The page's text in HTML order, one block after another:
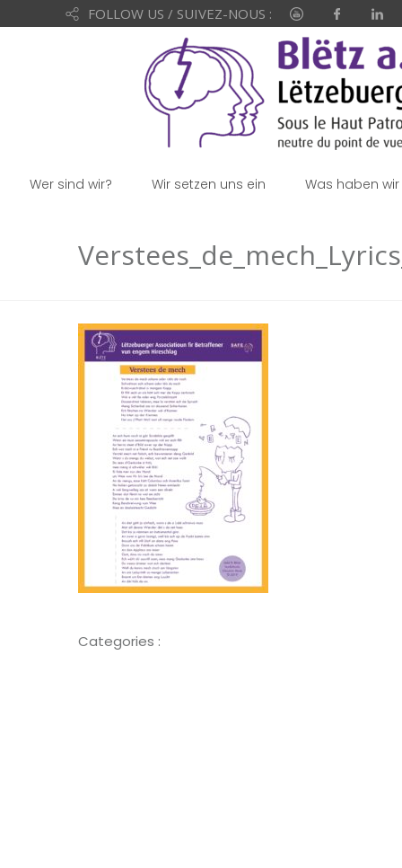
FOLLOW US / SUIVEZ-NOUS :
Wer sind wir? Wir setzen uns ein Was haben wir
Categories :